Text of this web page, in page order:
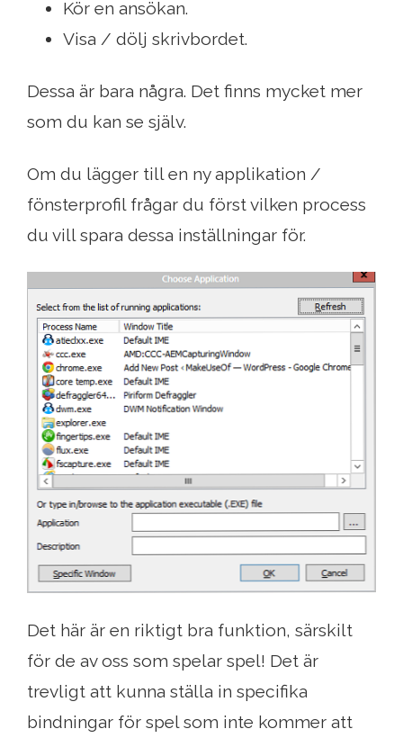
Kör en ansökan.
Visa / dölj skrivbordet.
Dessa är bara några. Det finns mycket mer
som du kan se själv.
Om du lägger till en ny applikation /
fönsterprofil frågar du först vilken process
du vill spara dessa inställningar för.
Det här är en riktigt bra funktion, särskilt
för de av oss som spelar spel! Det är
trevligt att kunna ställa in specifika
bindningar för spel som inte kommer att